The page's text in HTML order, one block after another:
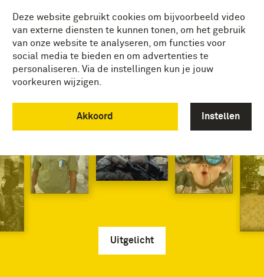
Deze website gebruikt cookies om bijvoorbeeld video
van externe diensten te kunnen tonen, om het gebruik
van onze website te analyseren, om functies voor
social media te bieden en om advertenties te
personaliseren. Via de instellingen kun je jouw
voorkeuren wijzigen.
Akkoord Instellen
In de zomervakantie ook op
maandag geopend
Uitgelicht